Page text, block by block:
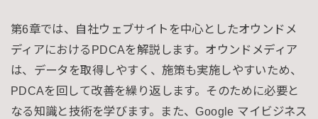
第6章では、自社ウェブサイトを中心としたオウンドメ
ディアにおけるPDCAを解説します。オウンドメディア
は、データを取得しやすく、施策も実施しやすいため、
PDCAを回して改善を繰り返します。そのために必要と
なる知識と技術を学びます。また、Google マイビジネス